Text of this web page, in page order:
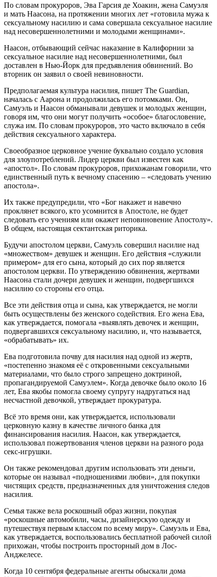
По словам прокуроров, Эва Гарсия де Хоакин, жена Самуэля
и мать Наасона, на протяжении многих лет «готовила мужа к
сексуальному насилию и сама совершала сексуальное насилие
над несовершеннолетними и молодыми женщинами».
Наасон, отбывающий сейчас наказание в Калифорнии за
сексуальное насилие над несовершеннолетними, был
доставлен в Нью-Йорк для предъявления обвинений. Во
вторник он заявил о своей невиновности.
Предполагаемая культура насилия, пишет The Guardian,
началась с Аарона и продолжилась его потомками. Он,
Самуэль и Наасон обманывали девушек и молодых женщин,
говоря им, что они могут получить «особое» благословение,
служа им. По словам прокуроров, это часто включало в себя
действия сексуального характера.
Своеобразное церковное учение буквально создало условия
для злоупотреблений. Лидер церкви был известен как
«апостол». По словам прокуроров, прихожанам говорили, что
единственный путь к вечному спасению – «следовать учению
апостола».
Их также предупредили, что «Бог накажет и навечно
проклянет всякого, кто усомнится в Апостоле, не будет
следовать его учениям или окажет неповиновение Апостолу».
В общем, настоящая сектантская риторика.
Будучи апостолом церкви, Самуэль совершил насилие над
«множеством» девушек и женщин. Его действия «служили
примером» для его сына, который до сих пор является
апостолом церкви. По утверждению обвинения, жертвами
Наасона стали дочери девушек и женщин, подвергшихся
насилию со стороны его отца.
Все эти действия отца и сына, как утверждается, не могли
быть осуществлены без женского содействия. Его жена Ева,
как утверждается, помогала «выявлять девочек и женщин,
подвергавшихся сексуальному насилию, и, что называется,
«обрабатывать» их.
Ева подготовила почву для насилия над одной из жертв,
«постепенно знакомя её с откровенными сексуальными
материалами, что было строго запрещено доктриной,
пропагандируемой Самуэлем». Когда девочке было около 16
лет, Ева якобы помогла своему супругу надругаться над
несчастной девочкой, утверждает прокуратура.
Всё это время они, как утверждается, использовали
церковную казну в качестве личного банка для
финансирования насилия. Наасон, как утверждается,
использовал пожертвования членов церкви на разного рода
секс-игрушки.
Он также рекомендовал другим использовать эти деньги,
которые он называл «подношениями любви», для покупки
чистящих средств, предназначенных для уничтожения следов
насилия.
Семья также вела роскошный образ жизни, покупая
«роскошные автомобили, часы, дизайнерскую одежду и
путешествуя первым классом по всему миру». Самуэль и Ева,
как утверждается, воспользовались бесплатной рабочей силой
прихожан, чтобы построить просторный дом в Лос-
Анджелесе.
Когда 10 сентября федеральные агенты обыскали дома